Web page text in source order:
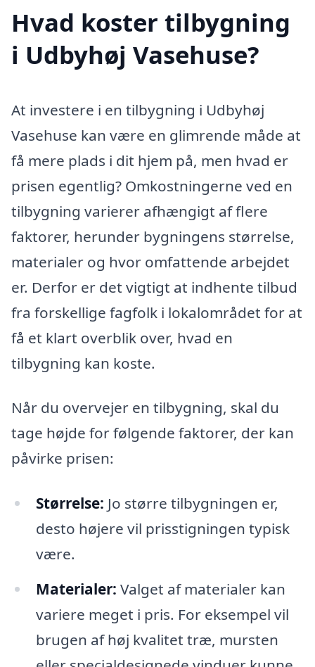
Hvad koster tilbygning
i Udbyhøj Vasehuse?
At investere i en tilbygning i Udbyhøj
Vasehuse kan være en glimrende måde at
få mere plads i dit hjem på, men hvad er
prisen egentlig? Omkostningerne ved en
tilbygning varierer afhængigt af flere
faktorer, herunder bygningens størrelse,
materialer og hvor omfattende arbejdet
er. Derfor er det vigtigt at indhente tilbud
fra forskellige fagfolk i lokalområdet for at
få et klart overblik over, hvad en
tilbygning kan koste.
Når du overvejer en tilbygning, skal du
tage højde for følgende faktorer, der kan
påvirke prisen:
Størrelse: Jo større tilbygningen er,
desto højere vil prisstigningen typisk
være.
Materialer: Valget af materialer kan
variere meget i pris. For eksempel vil
brugen af høj kvalitet træ, mursten